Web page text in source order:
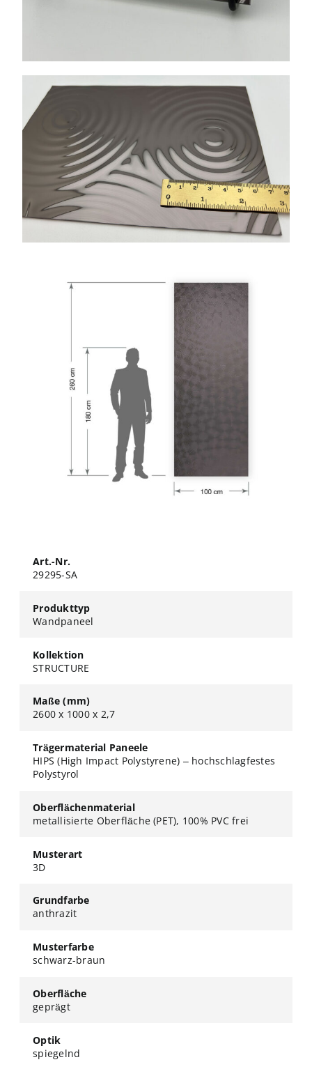
Art.-Nr.
29295-SA
Produkttyp
Wandpaneel
Kollektion
STRUCTURE
Maße (mm)
2600 x 1000 x 2,7
Trägermaterial Paneele
HIPS (High Impact Polystyrene) – hochschlagfestes
Polystyrol
Oberflächenmaterial
metallisierte Oberfläche (PET), 100% PVC frei
Musterart
3D
Grundfarbe
anthrazit
Musterfarbe
schwarz-braun
Oberfläche
geprägt
Optik
spiegelnd